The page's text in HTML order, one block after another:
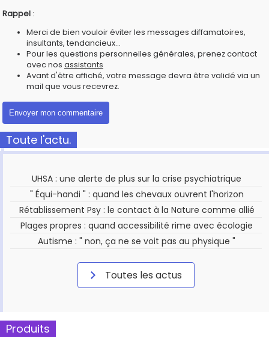
Rappel :
Merci de bien vouloir éviter les messages diffamatoires,
insultants, tendancieux...
Pour les questions personnelles générales, prenez contact
avec nos assistants
Avant d'être affiché, votre message devra être validé via un
mail que vous recevrez.
Toute l'actu.
UHSA : une alerte de plus sur la crise psychiatrique
" Équi-handi " : quand les chevaux ouvrent l'horizon
Rétablissement Psy : le contact à la Nature comme allié
Plages propres : quand accessibilité rime avec écologie
Autisme : " non, ça ne se voit pas au physique "
Toutes les actus
Produits